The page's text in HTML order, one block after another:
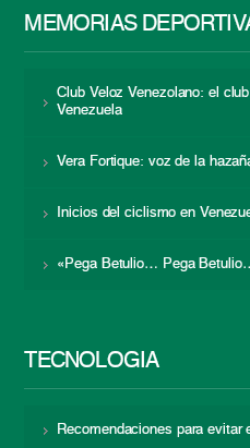
MEMORIAS
Club Veloz Venezolano: el
Venezuela
Vera Fortique: voz de la
Inicios del ciclismo en
«Pega Betulio… Pega
TECNOLOGÍA
Recomendaciones para evitar